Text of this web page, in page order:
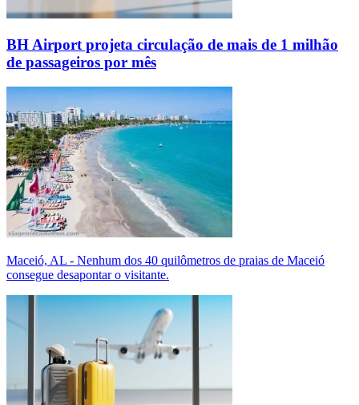
BH Airport projeta circulação de mais de 1 milhão
de passageiros por mês
Maceió, AL - Nenhum dos 40 quilômetros de praias de Maceió
consegue desapontar o visitante.